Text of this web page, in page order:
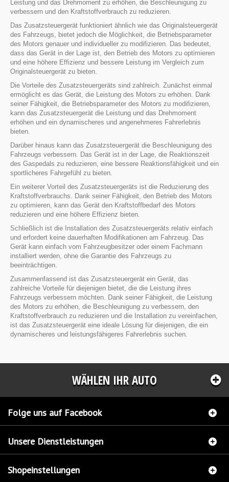
Leistung und das Drehmoment zu erhöhen, die Beschleunigung zu
verbessern und den Kraftstoffverbrauch zu reduzieren.
Das Zusatzsteuergerät funktioniert ähnlich wie das Originalsteuergerät
des Fahrzeugs, bietet jedoch die Möglichkeit, die Betriebsparameter
des Motors genauer und individueller zu modifizieren. Das bedeutet,
dass das Gerät in der Lage ist, den Betrieb des Motors zu optimieren
und eine höhere Effizienz und bessere Leistung im Vergleich zum
Originalsteuergerät zu bieten.
Die Vorteile des Zusatzsteuergeräts sind zahlreich. Zunächst einmal
ermöglicht es das Gerät, die Leistung des Motors zu erhöhen. Dank
seiner Fähigkeit, die Betriebsparameter des Motors zu modifizieren,
kann das Zusatzsteuergerät die Leistung und das Drehmoment
erhöhen und ein dynamischeres und angenehmeres Fahrerlebnis
bieten.
Darüber hinaus kann das Zusatzsteuergerät die Beschleunigung des
Fahrzeugs verbessern. Das Gerät ist in der Lage, die Reaktionszeit
des Gaspedals zu reduzieren, eine bessere Reaktionsfähigkeit und ein
sportlicheres Fahrgefühl zu bieten.
Ein weiterer Vorteil des Zusatzsteuergeräts ist die Reduzierung des
Kraftstoffverbrauchs. Dank seiner Fähigkeit, den Betrieb des Motors
zu optimieren, kann das Gerät den Kraftstoffbedarf des Motors
reduzieren und eine höhere Effizienz bieten.
Schließlich ist die Installation des Zusatzsteuergeräts relativ einfach
und erfordert keine dauerhaften Modifikationen am Fahrzeug. Das
Gerät kann einfach vom Fahrzeugbesitzer oder einem Fachmann
installiert werden, ohne die Garantie des Fahrzeugs zu
beeinträchtigen.
Zusammenfassend ist das Zusatzsteuergerät ein Gerät, das
zahlreiche Vorteile für diejenigen bietet, die die Leistung ihres
Fahrzeugs verbessern möchten. Dank seiner Fähigkeit, die Leistung
des Motors zu erhöhen, die Beschleunigung zu verbessern, den
Kraftstoffverbrauch zu reduzieren und die Installation zu vereinfachen,
ist das Zusatzsteuergerät eine ideale Lösung für diejenigen, die ein
dynamischeres und leistungsfähigeres Fahrerlebnis suchen.
WÄHLEN IHR AUTO
Folge uns auf Facebook
Unsere Dienstleistungen
Shopeinstellungen